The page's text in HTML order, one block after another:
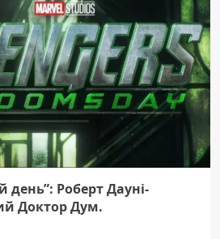
Роберт Дауні-
Доктор Дум.